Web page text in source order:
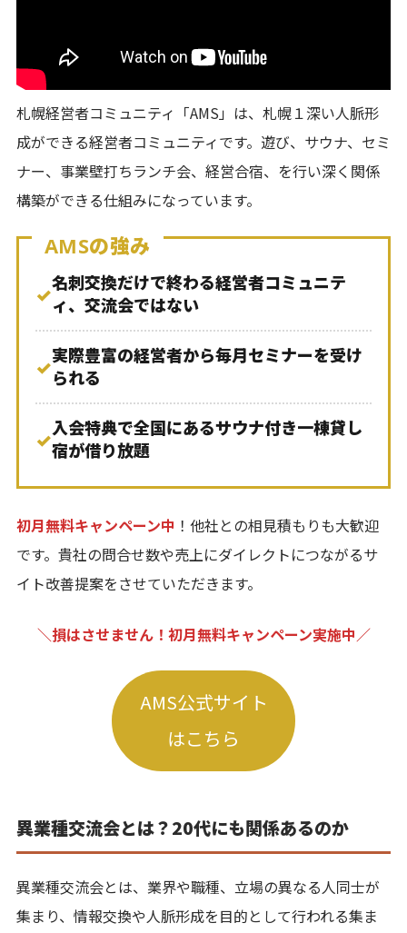
札幌経営者コミュニティ「AMS」は、札幌１深い人脈形
成ができる経営者コミュニティです。遊び、サウナ、セミ
ナー、事業壁打ちランチ会、経営合宿、を行い深く関係
構築ができる仕組みになっています。
AMSの強み
✓名刺交換だけで終わる経営者コミュニテ
ィ、交流会ではない
✓実際豊富の経営者から毎月セミナーを受け
られる
✓入会特典で全国にあるサウナ付き一棟貸し
宿が借り放題
初月無料キャンペーン中 ！他社との相見積もりも大歓迎
です。貴社の問合せ数や売上にダイレクトにつながるサ
イト改善提案をさせていただきます。
＼損はさせません！初月無料キャンペーン実施中／
AMS公式サイト
はこちら
異業種交流会とは？20代にも関係あるのか
異業種交流会とは、業界や職種、立場の異なる人同士が
集まり、情報交換や人脈形成を目的として行われる集ま